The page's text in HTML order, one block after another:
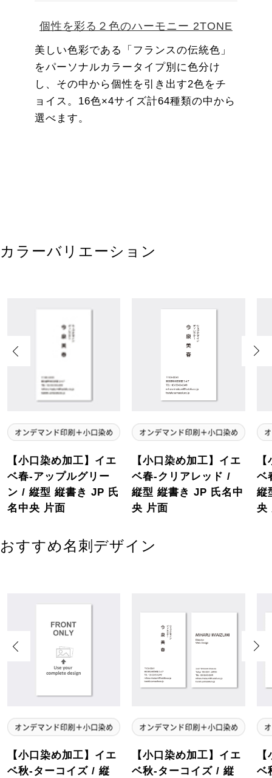
個性を彩る２色のハーモニー 2TONE
美しい色彩である「フランスの伝統色」
をパーソナルカラータイプ別に色分け
し、その中から個性を引き出す2色をチ
ョイス。16色×4サイズ計64種類の中から
選べます。
カラーバリエーション
【小口染め加工】イエ
ベ春-アップルグリー
ン / 縦型 縦書き JP 氏
名中央 片面
【小口染め加工】イエ
ベ春-クリアレッド /
縦型 縦書き JP 氏名中
央 片面
ベ
縦
央
Previous
おすすめ名刺デザイン
【小口染め加工】イエ
ベ秋-ターコイズ / 縦
【小口染め加工】イエ
ベ秋-ターコイズ / 縦
ベ
Previous